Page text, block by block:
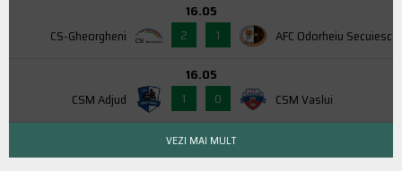
CS-Gheorgheni
16.05
2
1 AFC Odorheiu Secuiesc
CSM Adjud
16.05
1
0 CSM Vaslui
VEZI MAI MULT